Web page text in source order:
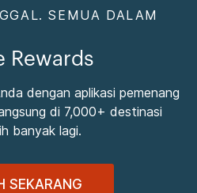
SEMUA DALAM
Rewards
dengan aplikasi pemenang
di 7,000+ destinasi
banyak lagi.
SEKARANG